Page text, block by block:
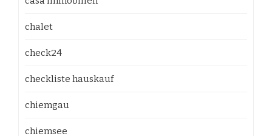
chalet
check24
checkliste hauskauf
chiemgau
chiemsee